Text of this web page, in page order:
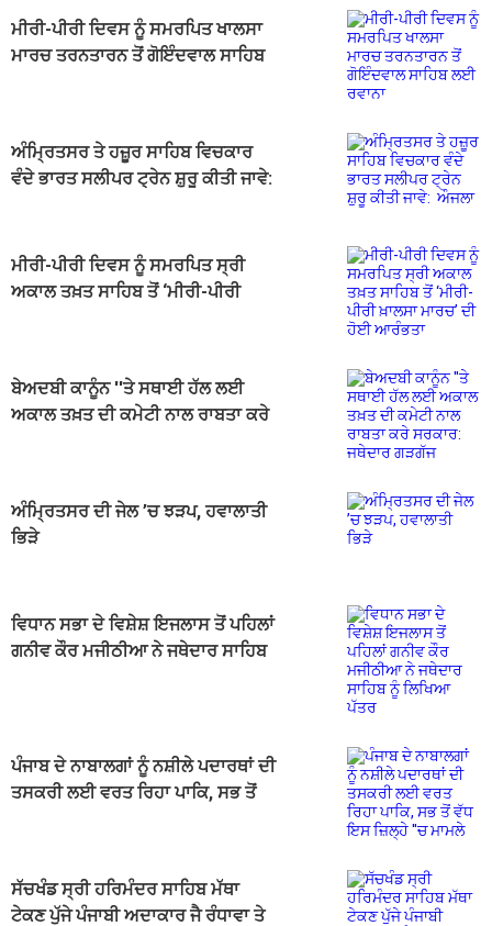
ਮੀਰੀ-ਪੀਰੀ ਦਿਵਸ ਨੂੰ ਸਮਰਪਿਤ ਖਾਲਸਾ
ਮਾਰਚ ਤਰਨਤਾਰਨ ਤੋਂ ਗੋਇੰਦਵਾਲ ਸਾਹਿਬ
ਅੰਮ੍ਰਿਤਸਰ ਤੇ ਹਜ਼ੂਰ ਸਾਹਿਬ ਵਿਚਕਾਰ
ਵੰਦੇ ਭਾਰਤ ਸਲੀਪਰ ਟ੍ਰੇਨ ਸ਼ੁਰੂ ਕੀਤੀ ਜਾਵੇ:
ਮੀਰੀ-ਪੀਰੀ ਦਿਵਸ ਨੂੰ ਸਮਰਪਿਤ ਸ੍ਰੀ
ਅਕਾਲ ਤਖ਼ਤ ਸਾਹਿਬ ਤੋਂ ‘ਮੀਰੀ-ਪੀਰੀ
ਬੇਅਦਬੀ ਕਾਨੂੰਨ ''ਤੇ ਸਥਾਈ ਹੱਲ ਲਈ
ਅਕਾਲ ਤਖ਼ਤ ਦੀ ਕਮੇਟੀ ਨਾਲ ਰਾਬਤਾ ਕਰੇ
ਅੰਮ੍ਰਿਤਸਰ ਦੀ ਜੇਲ ’ਚ ਝੜਪ, ਹਵਾਲਾਤੀ
ਭਿੜੇ
ਵਿਧਾਨ ਸਭਾ ਦੇ ਵਿਸ਼ੇਸ਼ ਇਜਲਾਸ ਤੋਂ ਪਹਿਲਾਂ
ਗਨੀਵ ਕੌਰ ਮਜੀਠੀਆ ਨੇ ਜਥੇਦਾਰ ਸਾਹਿਬ
ਪੰਜਾਬ ਦੇ ਨਾਬਾਲਗਾਂ ਨੂੰ ਨਸ਼ੀਲੇ ਪਦਾਰਥਾਂ ਦੀ
ਤਸਕਰੀ ਲਈ ਵਰਤ ਰਿਹਾ ਪਾਕਿ, ਸਭ ਤੋਂ
ਸੱਚਖੰਡ ਸ੍ਰੀ ਹਰਿਮੰਦਰ ਸਾਹਿਬ ਮੱਥਾ
ਟੇਕਣ ਪੁੱਜੇ ਪੰਜਾਬੀ ਅਦਾਕਾਰ ਜੈ ਰੰਧਾਵਾ ਤੇ